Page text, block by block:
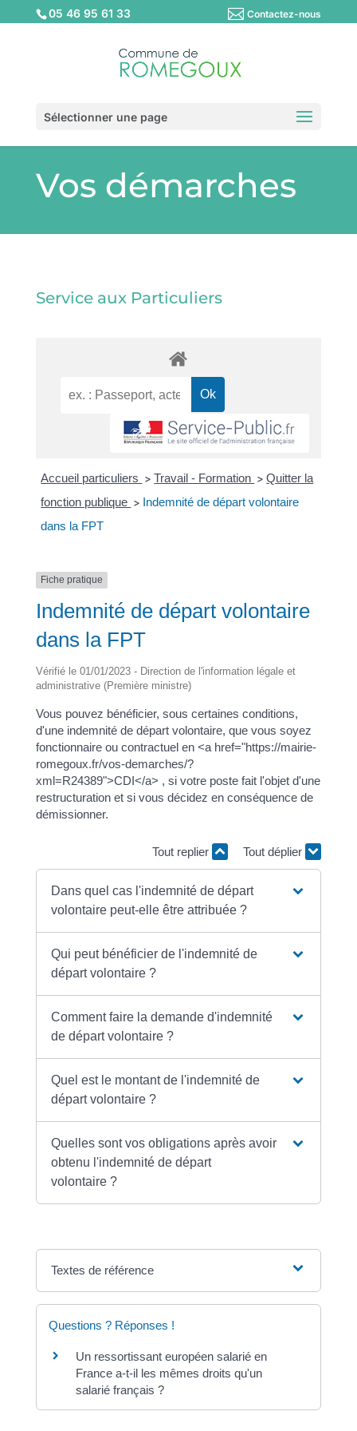
05 46 95 61 33 Contactez-nous
Sélectionner une page
Vos démarches
Service aux Particuliers
Accueil particuliers > Travail - Formation > Quitter la
fonction publique > Indemnité de départ volontaire
dans la FPT
Fiche pratique
Indemnité de départ volontaire
dans la FPT
Vérifié le 01/01/2023 - Direction de l'information légale et
administrative (Première ministre)
Vous pouvez bénéficier, sous certaines conditions,
d'une indemnité de départ volontaire, que vous soyez
fonctionnaire ou contractuel en <a href="https://mairie-
romegoux.fr/vos-demarches/?
xml=R24389">CDI</a> , si votre poste fait l'objet d'une
restructuration et si vous décidez en conséquence de
démissionner.
Tout replier Tout déplier
Dans quel cas l'indemnité de départ
volontaire peut-elle être attribuée ?
Qui peut bénéficier de l'indemnité de
départ volontaire ?
Comment faire la demande d'indemnité
de départ volontaire ?
Quel est le montant de l'indemnité de
départ volontaire ?
Quelles sont vos obligations après avoir
obtenu l'indemnité de départ
volontaire ?
Textes de référence
Questions ? Réponses !
Un ressortissant européen salarié en
France a-t-il les mêmes droits qu'un
salarié français ?